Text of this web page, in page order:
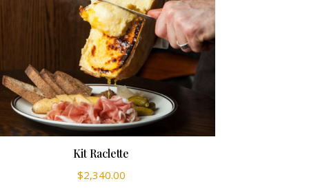
Kit Raclette
$2,340.00